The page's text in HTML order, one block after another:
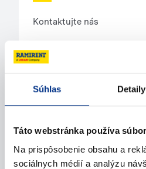
Súhlas Detaily
Táto webstránka používa
Na prispôsobenie obsahu a
sociálnych médií a analýzu
Kontaktujte nás
Napíšte nám (e-